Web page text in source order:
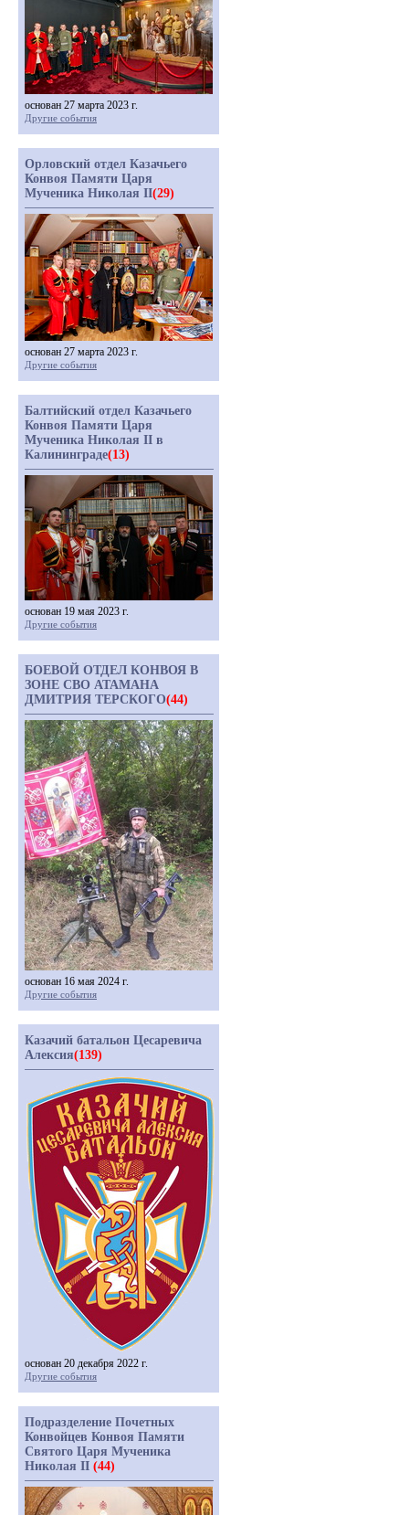
основан 27 марта 2023 г.
Другие события
Орловский отдел Казачьего
Конвоя Памяти Царя
Мученика Николая II(29)
основан 27 марта 2023 г.
Другие события
Балтийский отдел Казачьего
Конвоя Памяти Царя
Мученика Николая II в
Калининграде(13)
основан 19 мая 2023 г.
Другие события
БОЕВОЙ ОТДЕЛ КОНВОЯ В
ЗОНЕ СВО АТАМАНА
ДМИТРИЯ ТЕРСКОГО(44)
основан 16 мая 2024 г.
Другие события
Казачий батальон Цесаревича
Алексия(139)
основан 20 декабря 2022 г.
Другие события
Подразделение Почетных
Конвойцев Конвоя Памяти
Святого Царя Мученика
Николая II (44)